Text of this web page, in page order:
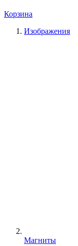
Корзина
Изображения
Магниты